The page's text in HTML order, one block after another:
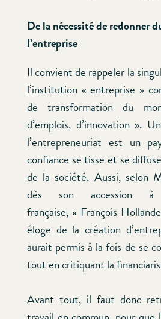
De la nécessité de redonner
l’entreprise
Il convient de rappeler la
l’institution « entreprise »
de transformation du
d’emplois, d’innovation ».
l’entrepreneuriat est un
confiance se tisse et se
de la société. Aussi, selon
dès son accession à
française, « François
éloge de la création
aurait permis à la fois de se
tout en critiquant la
Avant tout, il faut donc